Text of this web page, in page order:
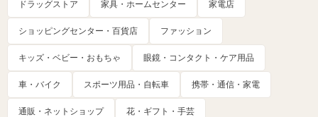
ドラッグストア 家具・ホームセンター 家電店
ショッピングセンター・百貨店 ファッション
キッズ・ベビー・おもちゃ 眼鏡・コンタクト・ケア用品
車・バイク スポーツ用品・自転車 携帯・通信・家電
通販・ネットショップ 花・ギフト・手芸